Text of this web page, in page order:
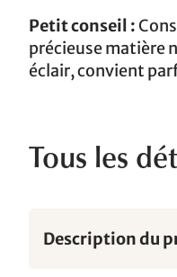
Petit conseil :
précieuse matière
éclair, convient
Tous les
Description du